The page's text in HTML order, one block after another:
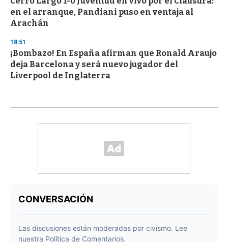
en el arranque, Pandiani puso en ventaja al
Arachán
18:51
¡Bombazo! En España afirman que Ronald Araujo
deja Barcelona y será nuevo jugador del
Liverpool de Inglaterra